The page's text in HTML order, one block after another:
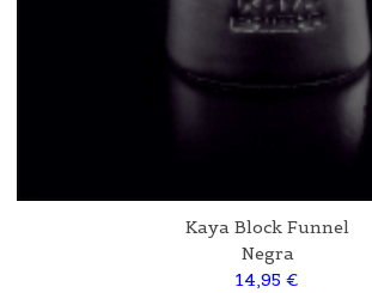
Kaya Block Funnel
Negra
14,95 €